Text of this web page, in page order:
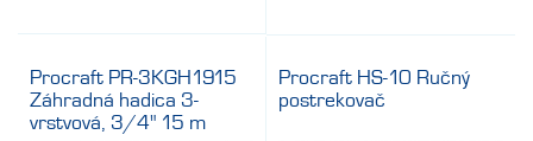
Procraft PR-3KGH1915
Záhradná hadica 3-
vrstvová, 3/4" 15 m
Procraft HS-10 Ručný
postrekovač